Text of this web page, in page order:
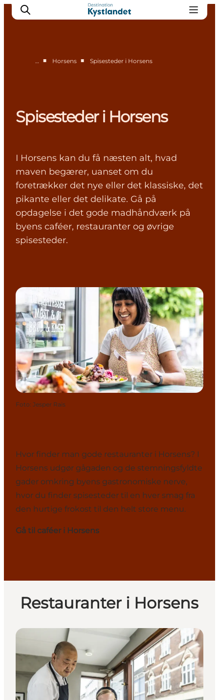
Spisesteder i Horsens
Oplevelser i Horsens
… ■ Horsens ■ Spisesteder i Horsens
Spisesteder i Horsens
I Horsens kan du få næsten alt, hvad
maven begærer, uanset om du
foretrækker det nye eller det klassiske, det
pikante eller det delikate. Gå på
opdagelse i det gode madhåndværk på
byens caféer, restauranter og øvrige
spisesteder.
Foto: Jesper Rais
Hvor finder man gode restauranter i Horsens? I
Horsens udgør gågaden og de stemningsfyldte
gader omkring byens gastronomiske nerve,
hvor du finder spisesteder til en hver smag fra
den hurtige frokost til den helt store menu.
Gå til caféer i Horsens
Restauranter i Horsens